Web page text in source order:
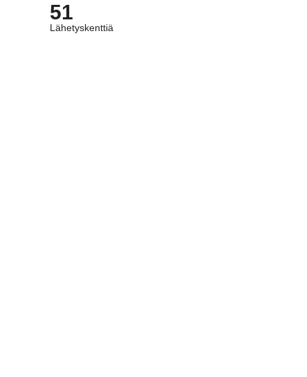
51
Lähetyskenttiä